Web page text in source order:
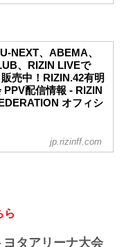
土）12:30開場 / 14:00開
ント進行によって終了
ることがありますので
りかもめ「新豊洲」駅
ゆりかもめ「有明テニス
分
道りんかい線「国際展示
NEXT、ABEMA、
、RIZIN LIVEで
売中！RIZIN.42有明
PPV配信情報 - RIZIN
オフィシ
FIGHTING
アリーナにて開催され
登場することが決定し
jp.rizinff.com
ら
ヨタアリーナ大会